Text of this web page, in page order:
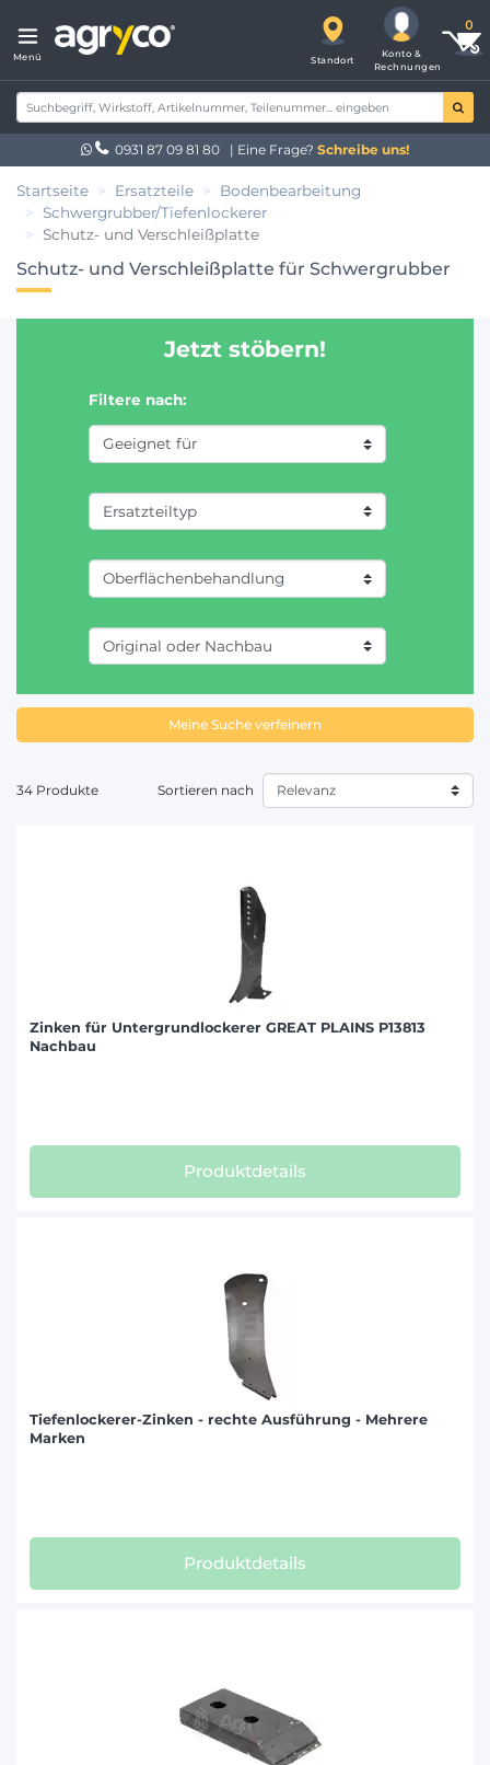
Menü Standort
Konto &
Rechnungen
0931 87 09 81 80 | Eine Frage? Schreibe uns!
Startseite Ersatzteile
Bodenbearbeitung
Schwergrubber/Tiefenlockerer
Schutz- und Verschleißplatte
Schutz- und Verschleißplatte für Schwergrubber
Jetzt stöbern!
Filtere nach:
Meine Suche verfeinern
34 Produkte Sortieren nach
Zinken für Untergrundlockerer GREAT PLAINS P13813
Nachbau
Produktdetails
Tiefenlockerer-Zinken - rechte Ausführung - Mehrere
Marken
Produktdetails